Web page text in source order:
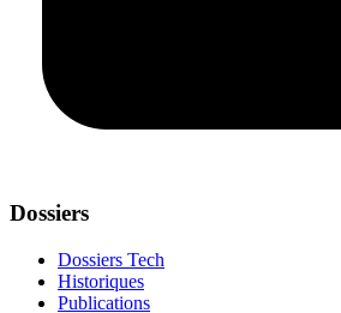
Dossiers
Dossiers Tech
Historiques
Publications